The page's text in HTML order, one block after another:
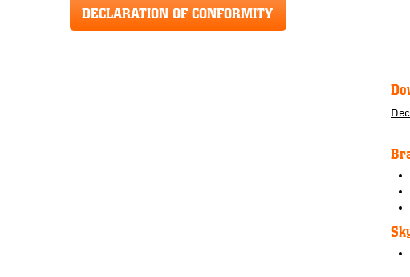
DECLARATION OF CONFORMITY